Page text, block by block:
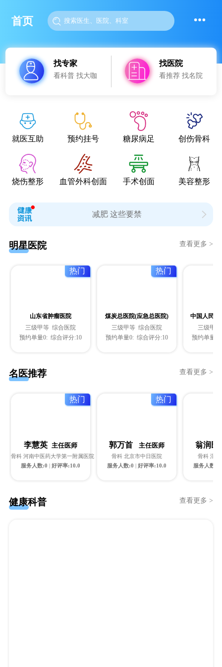
首页
找专家
看科普 找大咖
找医院
看推荐 找名院
就医互助 预约挂号 糖尿病足 创伤骨科
烧伤整形 血管外科创面 手术创面 美容整形
减肥 这些要禁
明星医院 查看更多 >
热门
山东省肿瘤医院
三级甲等 综合医院
预约单量0: 综合评分:10
热门
煤炭总医院(应急总医院)
三级甲等 综合医院
预约单量0: 综合评分:10
中国人民解
三级甲
预约单量
名医推荐 查看更多 >
热门
李慧英主任医师
骨科 河南中医药大学第一附属医院
服务人数:0
好评率:10.0
热门
郭万首主任医师
骨科 北京市中日医院
服务人数:0
好评率:10.0
翁润
骨科 渭
服务人数:1
健康科普 查看更多 >